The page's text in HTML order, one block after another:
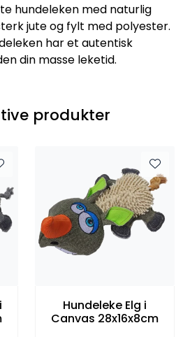
hundeleken med naturlig
jute og fylt med polyester.
har et autentisk
din masse leketid.
produkter
Hundeleke Elg i
Canvas 28x16x8cm